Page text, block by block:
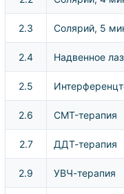
2.3 Солярий, 5
2.4 Надвенное
2.5
2.6 СMT-терапия
2.7 ДДТ-терапия
2.9 УВЧ-терапия